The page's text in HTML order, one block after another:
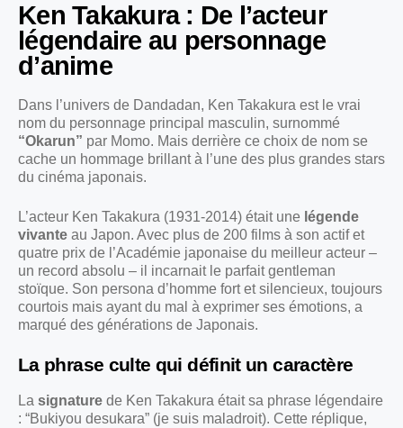
Ken Takakura : De l’acteur
légendaire au personnage
d’anime
Dans l’univers de Dandadan, Ken Takakura est le vrai
nom du personnage principal masculin, surnommé
“Okarun” par Momo. Mais derrière ce choix de nom se
cache un hommage brillant à l’une des plus grandes stars
du cinéma japonais.
L’acteur Ken Takakura (1931-2014) était une légende
vivante au Japon. Avec plus de 200 films à son actif et
quatre prix de l’Académie japonaise du meilleur acteur –
un record absolu – il incarnait le parfait gentleman
stoïque. Son persona d’homme fort et silencieux, toujours
courtois mais ayant du mal à exprimer ses émotions, a
marqué des générations de Japonais.
La phrase culte qui définit un caractère
La signature de Ken Takakura était sa phrase légendaire
: “Bukiyou desukara” (je suis maladroit). Cette réplique,